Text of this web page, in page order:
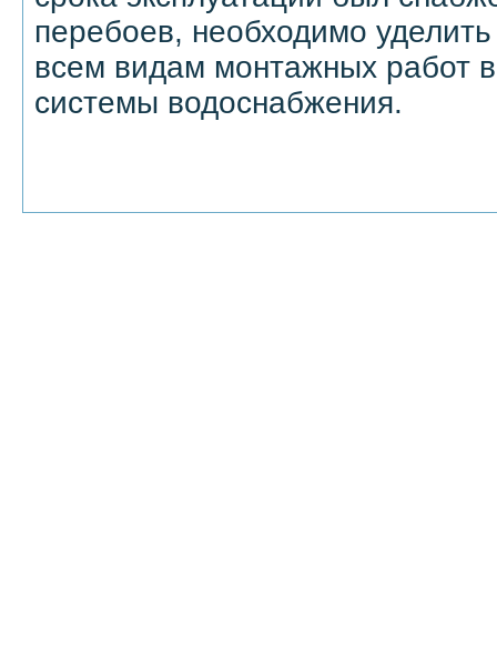
перебоев, необходимо
всем видам монтажных работ
системы водоснабжения.